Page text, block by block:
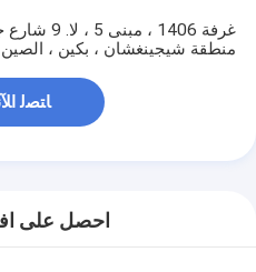
غرفة 1406 ،
منطقة شيجينغشان ، بكين ، الصين
ﺎﺘﺼﻟ
احصل على